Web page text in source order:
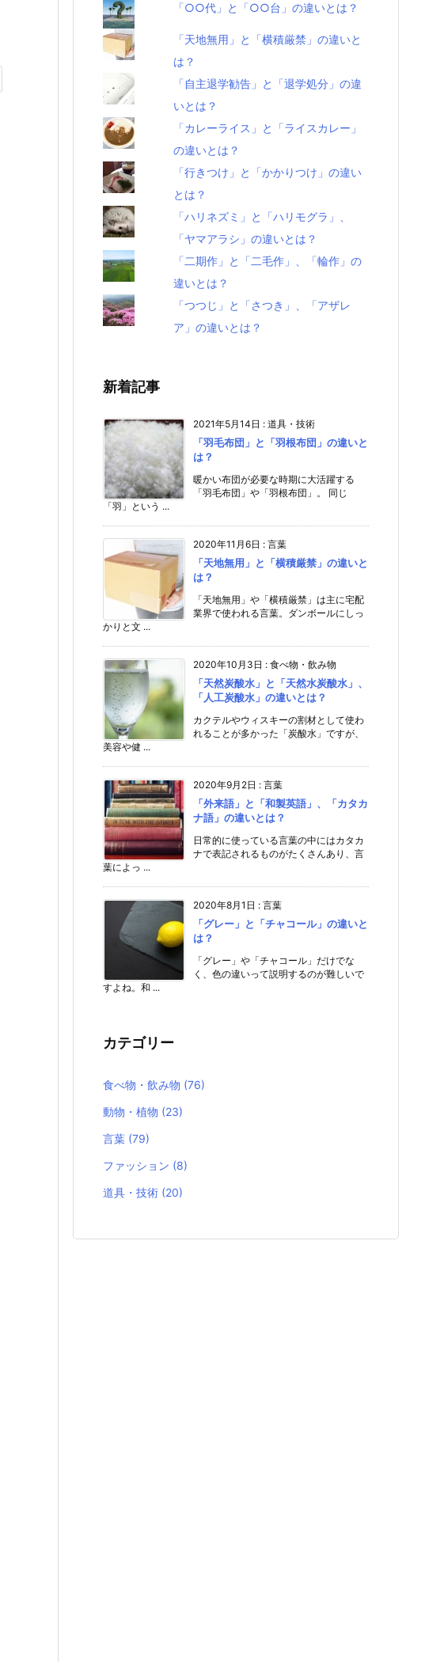
「○○代」と「○○台」の違いとは？
「天地無用」と「横積厳禁」の違いと
は？
「自主退学勧告」と「退学処分」の違
いとは？
「カレーライス」と「ライスカレー」
の違いとは？
「行きつけ」と「かかりつけ」の違い
とは？
「ハリネズミ」と「ハリモグラ」、
「ヤマアラシ」の違いとは？
「二期作」と「二毛作」、「輪作」の
違いとは？
「つつじ」と「さつき」、「アザレ
ア」の違いとは？
新着記事
2021年5月14日 : 道具・技術
「羽毛布団」と「羽根布団」の違いと
は？
暖かい布団が必要な時期に大活躍する
「羽毛布団」や「羽根布団」。 同じ
「羽」という ...
2020年11月6日 : 言葉
「天地無用」と「横積厳禁」の違いと
は？
「天地無用」や「横積厳禁」は主に宅配
業界で使われる言葉。ダンボールにしっ
かりと文 ...
2020年10月3日 : 食べ物・飲み物
「天然炭酸水」と「天然水炭酸水」、
「人工炭酸水」の違いとは？
カクテルやウィスキーの割材として使わ
れることが多かった「炭酸水」ですが、
美容や健 ...
2020年9月2日 : 言葉
「外来語」と「和製英語」、「カタカ
ナ語」の違いとは？
日常的に使っている言葉の中にはカタカ
ナで表記されるものがたくさんあり、言
葉によっ ...
2020年8月1日 : 言葉
「グレー」と「チャコール」の違いと
は？
「グレー」や「チャコール」だけでな
く、色の違いって説明するのが難しいで
すよね。和 ...
カテゴリー
食べ物・飲み物 (76)
動物・植物 (23)
言葉 (79)
ファッション (8)
道具・技術 (20)